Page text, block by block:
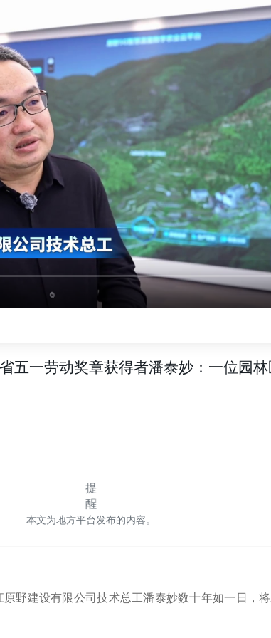
五一劳动奖章获得者潘泰妙：一位园
本文为地方平台发布的内容。
野建设有限公司技术总工潘泰妙数十年如一日，